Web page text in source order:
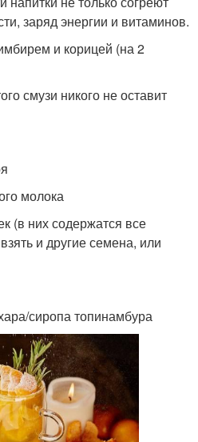
заряд энергии и витаминов.
и корицей (на 2
смузи никого не оставит
молока
(в них содержатся все
и другие семена, или
сиропа топинамбура